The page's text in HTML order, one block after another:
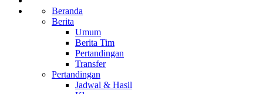
Beranda
Berita
Umum
Berita Tim
Pertandingan
Transfer
Pertandingan
Jadwal & Hasil